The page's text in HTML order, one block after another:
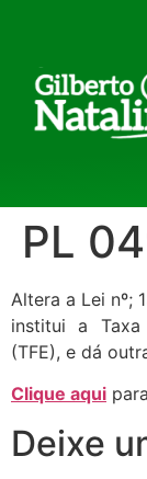
PL
Altera a Lei nº;
institui a Taxa
(TFE), e dá
Clique aqui
Deixe